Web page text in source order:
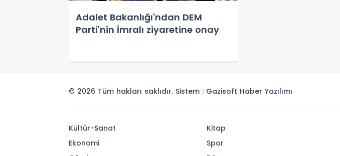
Adalet Bakanlığı'ndan DEM
Parti'nin İmralı ziyaretine onay
© 2026 Tüm hakları saklıdır. Sistem : Gazisoft Haber Yazılımı
Kültür-Sanat
Ekonomi
Kitap
Spor